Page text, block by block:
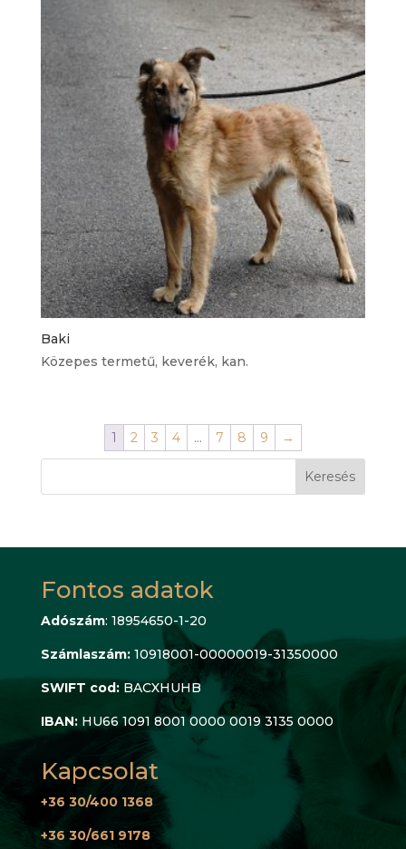
Baki
Közepes termetű, keverék, kan.
1 2 3 4 … 7 8 9 →
Keresés
Fontos adatok
Adószám: 18954650-1-20
Számlaszám: 10918001-00000019-31350000
SWIFT cod: BACXHUHB
IBAN: HU66 1091 8001 0000 0019 3135 0000
Kapcsolat
+36 30/400 1368
+36 30/661 9178